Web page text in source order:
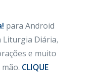
para Android
Liturgia Diária,
e muito
CLIQUE